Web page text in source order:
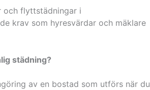
och flyttstädningar i
krav som hyresvärdar och mäklare
städning?
av en bostad som utförs när du